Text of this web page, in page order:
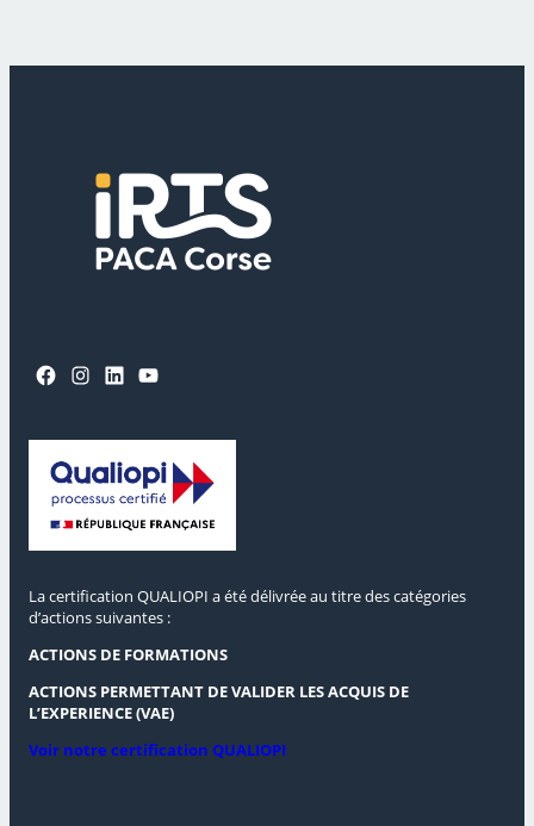
Facebook Instagram LinkedIn YouTube
La certification QUALIOPI a été délivrée au titre des catégories
d’actions suivantes :
ACTIONS DE FORMATIONS
ACTIONS PERMETTANT DE VALIDER LES ACQUIS DE
L’EXPERIENCE (VAE)
Voir notre certification QUALIOPI